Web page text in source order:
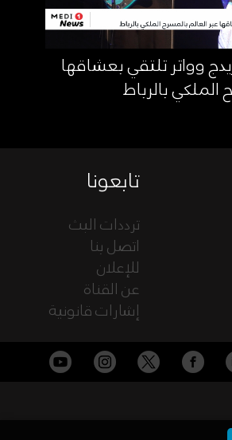
وواتر تلتقي بعشاقها
الملكي بالرباط
تابعونا
ترددات البث
اتصل بنا
للإعلان
عن القناة
إشارات قانونية